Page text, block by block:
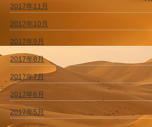
2017年11月
2017年10月
2017年9月
2017年8月
2017年7月
2017年6月
2017年5月